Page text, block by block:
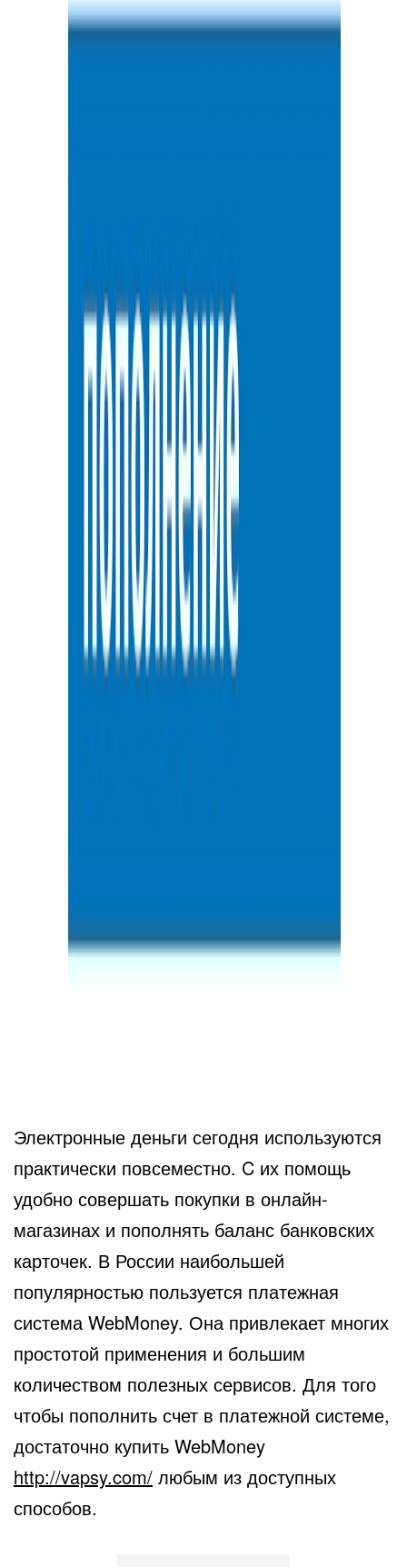
Электронные деньги сегодня используются
практически повсеместно. C их помощь
удобно совершать покупки в онлайн-
магазинах и пополнять баланс банковских
карточек. В России наибольшей
популярностью пользуется платежная
система WebMoney. Она привлекает многих
простотой применения и большим
количеством полезных сервисов. Для того
чтобы пополнить счет в платежной системе,
достаточно купить WebMoney
http://vapsy.com/ любым из доступных
способов.